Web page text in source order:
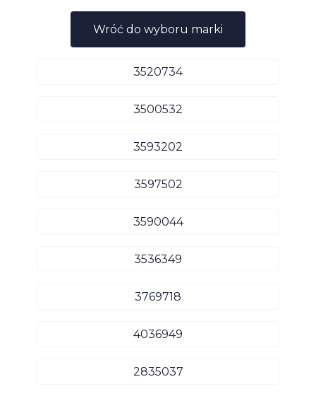
Wróć do wyboru marki
3520734
3500532
3593202
3597502
3590044
3536349
3769718
4036949
2835037